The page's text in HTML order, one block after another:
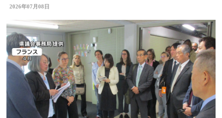
上回る 大分
2026年07月08日